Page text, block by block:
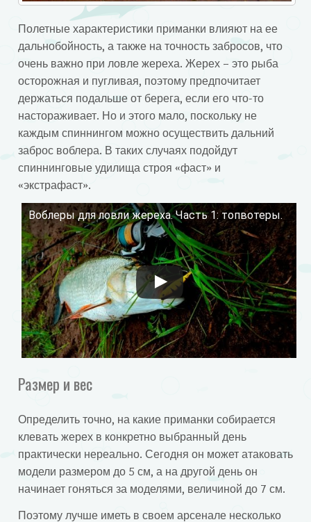
Полетные характеристики приманки влияют на ее
дальнобойность, а также на точность забросов, что
очень важно при ловле жереха. Жерех – это рыба
осторожная и пугливая, поэтому предпочитает
держаться подальше от берега, если его что-то
настораживает. Но и этого мало, поскольку не
каждым спиннингом можно осуществить дальний
заброс воблера. В таких случаях подойдут
спиннинговые удилища строя «фаст» и
«экстрафаст».
Воблеры для ловли жереха. Часть 1: топвотеры.
Смотрите это видео на YouTube
Размер и вес
Определить точно, на какие приманки собирается
клевать жерех в конкретно выбранный день
практически нереально. Сегодня он может атаковать
модели размером до 5 см, а на другой день он
начинает гоняться за моделями, величиной до 7 см.
Поэтому лучше иметь в своем арсенале несколько